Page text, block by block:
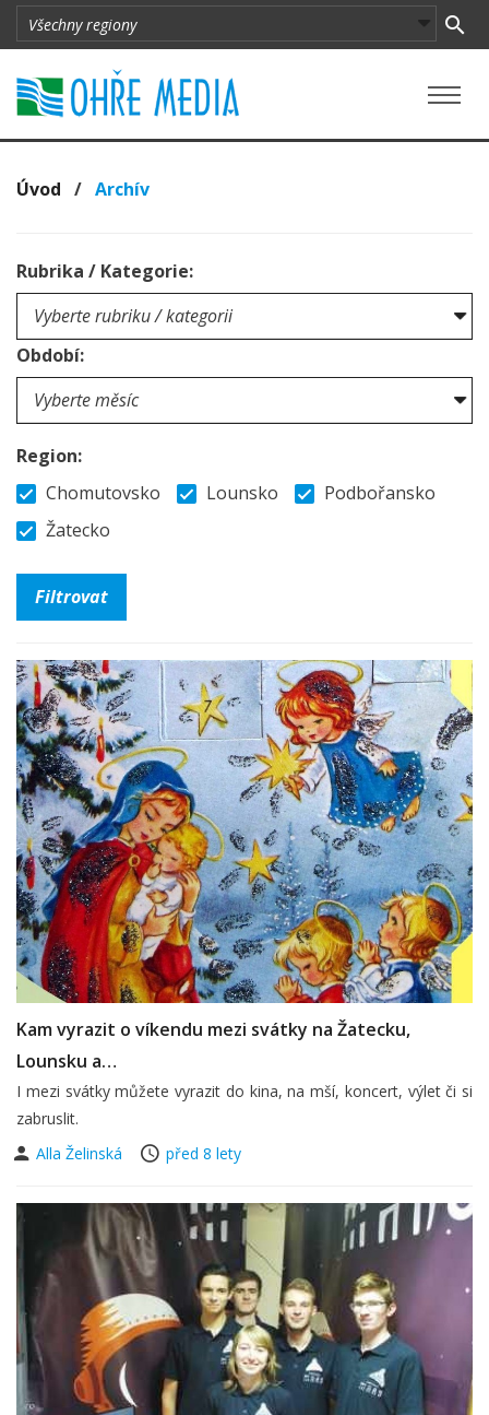
Úvod / Archív
Rubrika / Kategorie:
Období:
Region:
Chomutovsko
Lounsko
Podbořansko
Žatecko
Kam vyrazit o víkendu mezi svátky na Žatecku,
Lounsku a…
I mezi svátky můžete vyrazit do kina, na mší, koncert, výlet či si
zabruslit.
Alla Želinská
před 8 lety